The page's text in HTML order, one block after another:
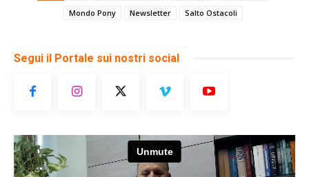
Mondo Pony
Newsletter Salto Ostacoli
Segui il Portale sui nostri social